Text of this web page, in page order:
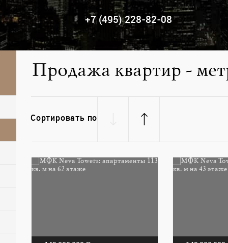
+7 (495) 228-82-08
Продажа квартир -
Сортировать по